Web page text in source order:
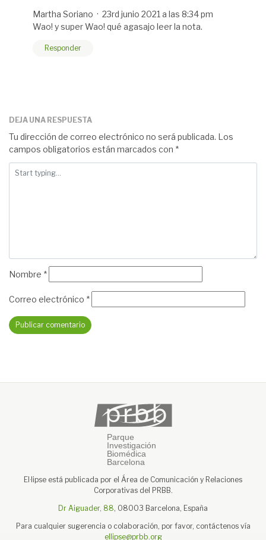
Martha Soriano · 23rd junio 2021 a las 8:34 pm
Wao! y super Wao! qué agasajo leer la nota.
Responder
DEJA UNA RESPUESTA
Tu dirección de correo electrónico no será publicada. Los
campos obligatorios están marcados con *
Nombre *
Correo electrónico *
El·lipse está publicada por el Área de Comunicación y Relaciones
Corporativas del PRBB.
Dr Aiguader, 88, 08003 Barcelona, España
Para cualquier sugerencia o colaboración, por favor, contáctenos vía
ellipse@prbb.org